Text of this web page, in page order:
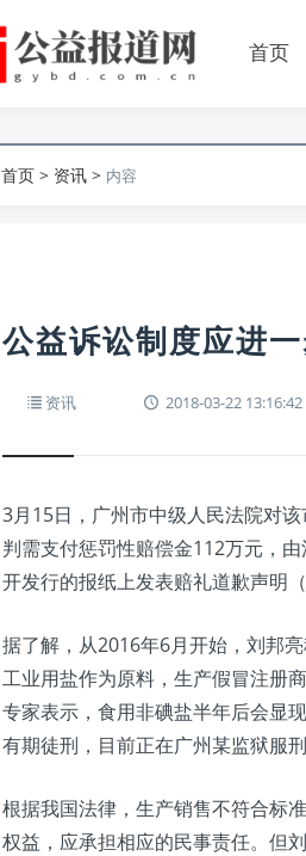
首页
首页 > 资讯 > 内容
公益诉讼制度应进
资讯 2018-03-22 13:16:42
3月15日，广州市中级人民法院对
判需支付惩罚性赔偿金112万元，
开发行的报纸上发表赔礼道歉声明
据了解，从2016年6月开始，刘邦
工业用盐作为原料，生产假冒注册
专家表示，食用非碘盐半年后会显
有期徒刑，目前正在广州某监狱服刑
根据我国法律，生产销售不符合标
权益，应承担相应的民事责任。但